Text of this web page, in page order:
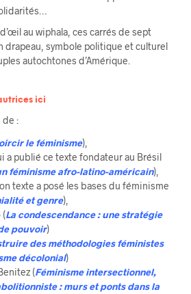
au wiphala, ces carrés de sept
drapeau, symbole politique et culturel
autochtones d’Amérique.
ici
de :
le féminisme),
a publié ce texte fondateur au Brésil
féminisme afro-latino-américain),
texte a posé les bases du féminisme
et genre),
(La condescendance : une stratégie
pouvoir)
des méthodologies féministes
décolonial)
(Féminisme intersectionnel,
: murs et ponts dans la